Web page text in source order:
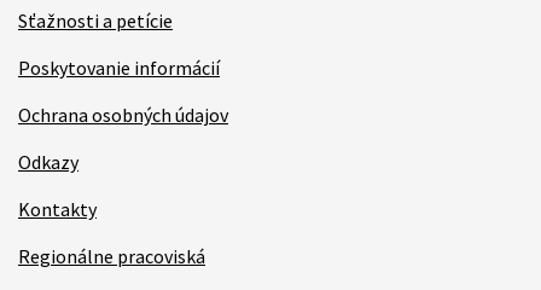
Sťažnosti a petície
Poskytovanie informácií
Ochrana osobných údajov
Odkazy
Kontakty
Regionálne pracoviská